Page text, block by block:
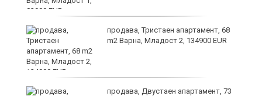
продава, Тристаен апартамент, 68
m2 Варна, Младост 2, 134900 EUR
продава, Двустаен апартамент, 73